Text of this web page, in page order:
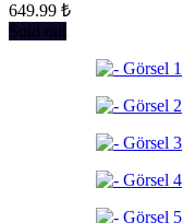
649.99 ₺
Sold out